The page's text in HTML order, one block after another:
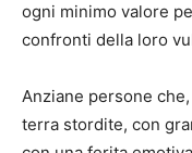
ogni minimo valore
confronti della loro
Anziane persone
terra stordite, con